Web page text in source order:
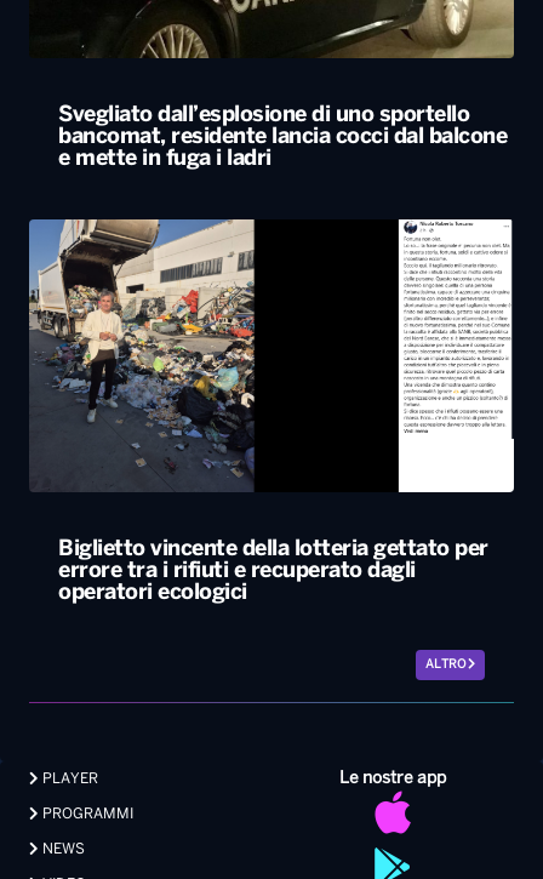
Biglietto vincente della lotteria gettato per
errore tra i rifiuti e recuperato dagli
operatori ecologici
Le nostre app
PLAYER